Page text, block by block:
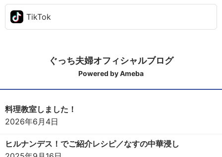
TikTok
ぐっち夫婦オフィシャルブログ
Powered by Ameba
料理教室しました！
2026年6月4日
ヒルナンデス！でご紹介レシピ／なすの中華浸し